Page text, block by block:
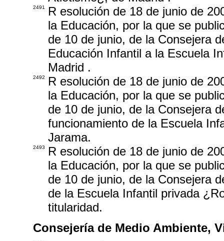
2491
R esolución de 18 de junio de
la Educación, por la que se
de 10 de junio, de la Consejera
Educación Infantil a la Escuela
Madrid .
2492
R esolución de 18 de junio de
la Educación, por la que se
de 10 de junio, de la Consejera
funcionamiento de la Escuela
Jarama.
2493
R esolución de 18 de junio de
la Educación, por la que se
de 10 de junio, de la Consejera
de la Escuela Infantil privada
titularidad.
Consejería de Medio Ambiente,